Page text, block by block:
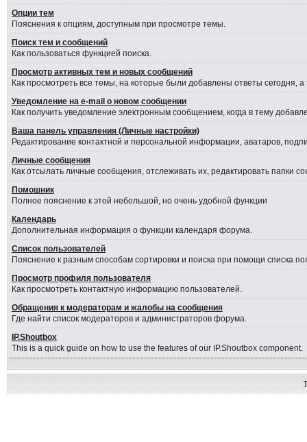
Опции тем
Пояснения к опциям, доступным при просмотре темы.
Поиск тем и сообщений
Как пользоваться функцией поиска.
Просмотр активных тем и новых сообщений
Как просмотреть все темы, на которые были добавлены ответы сегодня,
Уведомление на е-mail о новом сообщении
Как получить уведомление электронным сообщением, когда в тему
Ваша панель управления (Личные настройки)
Редактирование контактной и персональной информации, аватаров,
Личные сообщения
Как отсылать личные сообщения, отслеживать их, редактировать папки
Помошник
Полное пояснение к этой небольшой, но очень удобной функции
Календарь
Дополнительная информация о функции календаря форума.
Список пользователей
Пояснение к разным способам сортировки и поиска при помощи списка
Просмотр профиля пользователя
Как просмотреть контактную информацию пользователей.
Обращения к модераторам и жалобы на сообщения
Где найти список модераторов и администраторов форума.
IP.Shoutbox
This is a quick guide on how to use the features of our IP.Shoutbox component.